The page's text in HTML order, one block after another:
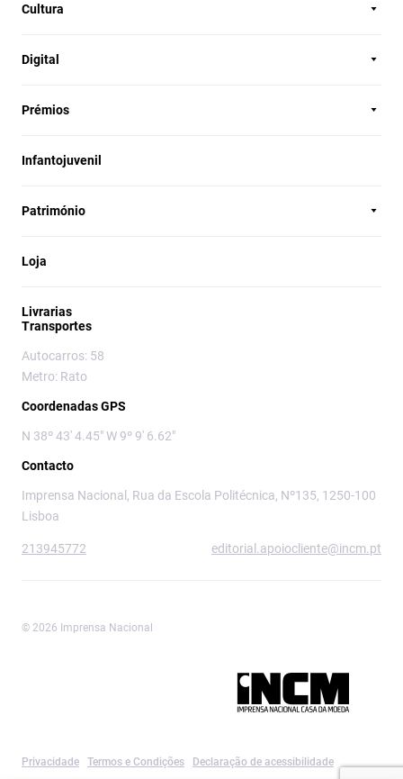
Cultura
Digital
Prémios
Infantojuvenil
Património
Loja
Livrarias
Transportes
Autocarros: 58
Metro: Rato
Coordenadas GPS
N 38º 43' 4.45" W 9º 9' 6.62"
Contacto
Imprensa Nacional, Rua da Escola Politécnica, Nº135, 1250-100
Lisboa
213945772 editorial.apoiocliente@incm.pt
© 2026 Imprensa Nacional
Privacidade Termos e Condições Declaração de acessibilidade